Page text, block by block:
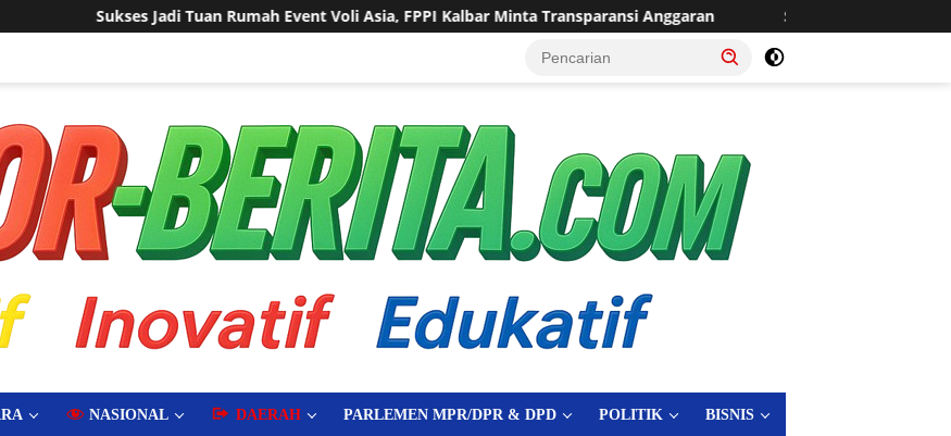
Event Voli Asia, FPPI Kalbar Minta Transparansi Anggaran Sering Dilanda Genangan, Desa Sukaraja Usulkan
NASIONAL DAERAH PARLEMEN MPR/DPR & DPD POLITIK BISNIS